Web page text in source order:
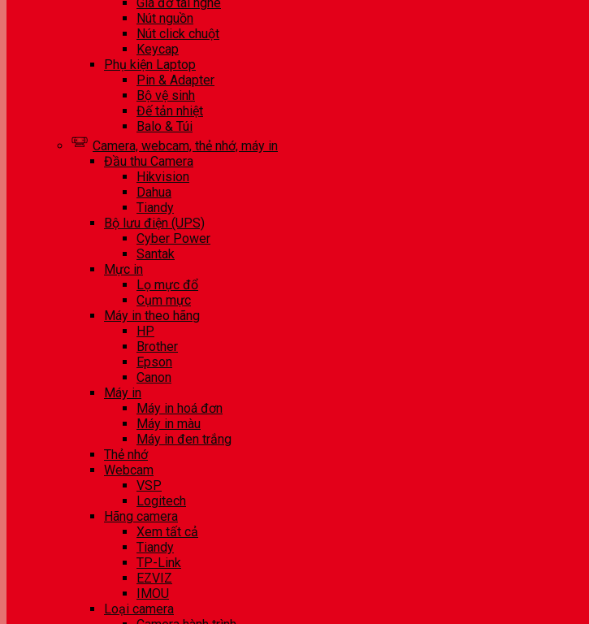
Nút nguồn
Nút click chuột
Keycap
Phụ kiện Laptop
Pin & Adapter
Bộ vệ sinh
Đế tản nhiệt
Balo & Túi
Camera, webcam, thẻ nhớ, máy in
Đầu thu Camera
Hikvision
Dahua
Tiandy
Bộ lưu điện (UPS)
Cyber Power
Santak
Mực in
Lọ mực đổ
Cụm mực
Máy in theo hãng
HP
Brother
Epson
Canon
Máy in
Máy in hoá đơn
Máy in màu
Máy in đen trắng
Thẻ nhớ
Webcam
VSP
Logitech
Hãng camera
Xem tất cả
Tiandy
TP-Link
EZVIZ
IMOU
Loại camera